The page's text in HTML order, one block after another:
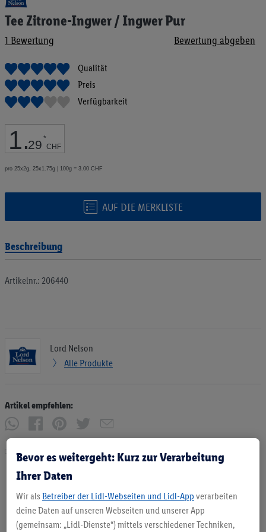
Tee Zitrone-Ingwer / Ingwer Pur
1 Bewertung Bewertung abgeben
Qualität
Preis
Verfügbarkeit
1.29 *
CHF
pro 25x2g, 25x1.75g | 100g = 3.00 CHF
AUF DIE MERKLISTE
Anfang
der
springen
Beschreibung
Artikelnr.: 206440
Lord Nelson
Alle Produkte
Artikel empfehlen:
Drucken
Bevor es weitergeht: Kurz zur Verarbeitung
Ihrer Daten
Wir als Betreiber der Lidl-Webseiten und Lidl-App verarbeiten
deine Daten auf unseren Webseiten und unserer App
(gemeinsam: „Lidl-Dienste“) mittels verschiedener Techniken,